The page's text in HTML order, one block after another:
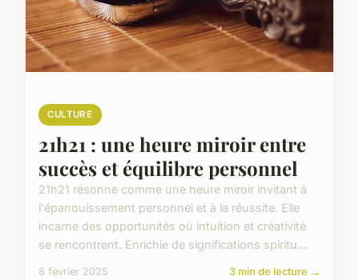
CULTURE
21h21 : une heure miroir entre
succès et équilibre personnel
21h21 résonne comme une heure miroir invitant à
l'épanouissement personnel et à la réussite. Elle
incarne des opportunités où intuition et créativité
se rencontrent. Enrichie de significations spiritu...
8 février 2025 3 min de lecture →